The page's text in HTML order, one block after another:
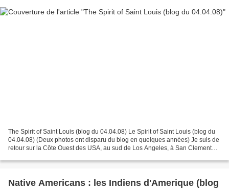
The Spirit of Saint Louis (blog du 04.04.08) Le Spirit of Saint Louis (blog du
04.04.08) (Deux photos ont disparu du blog en quelques années) Je suis de
retour sur la Côte Ouest des USA, au sud de Los Angeles, à San Clemente
Native Americans : les Indiens d'Amerique (blog